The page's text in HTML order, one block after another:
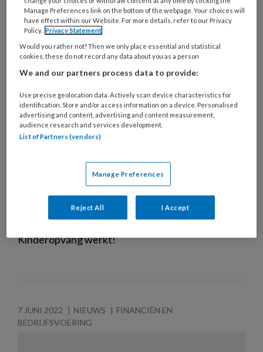
Quickscan: grotere contracten en
meer student-werknemers in
kinderopvang
Goed nieuws voor de sector:
kinderopvangmedewerkers zijn gemiddeld meer
gaan werken. Er worden grotere contracten
aangeboden aan medewerkers die meer uren
willen werken en bij meer dan de helft van de
kinderopvangorganisaties zijn de contracturen
meer dan 30 procent student-werknemers in
dienst, blijkt uit de kwartaalpeiling van
Kinderopvang werkt!
7 JUNI 2022 NIEUWS
FINANCIËN EN
BEDRIJFSVOERING
Manage Preferences link on the bottom of the webpage. Your choices will
have effect within our Website. For more details, refer to our Privacy
Policy. Privacy Statement
Would you rather not? Then we only place essential and statistical
cookies, these do not record any data about you as a person
We and our partners process data to provide:
Use precise geolocation data. Actively scan device characteristics for
identification. Store and/or access information on a device. Personalised
advertising and content, advertising and content measurement,
audience research and services development.
List of Partners (vendors)
Manage Preferences
Reject All I Accept